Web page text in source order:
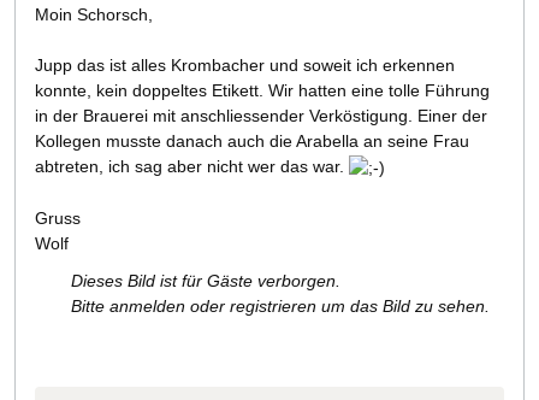
Moin Schorsch,
Jupp das ist alles Krombacher und soweit ich erkennen
konnte, kein doppeltes Etikett. Wir hatten eine tolle Führung
in der Brauerei mit anschliessender Verköstigung. Einer der
Kollegen musste danach auch die Arabella an seine Frau
abtreten, ich sag aber nicht wer das war.
Gruss
Wolf
Dieses Bild ist für Gäste verborgen.
Bitte anmelden oder registrieren um das Bild zu sehen.